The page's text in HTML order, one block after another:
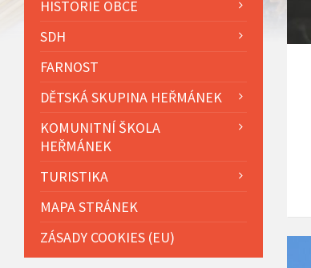
HISTORIE OBCE
SDH
FARNOST
DĚTSKÁ SKUPINA HEŘMÁNEK
KOMUNITNÍ ŠKOLA
HEŘMÁNEK
TURISTIKA
MAPA STRÁNEK
ZÁSADY COOKIES (EU)